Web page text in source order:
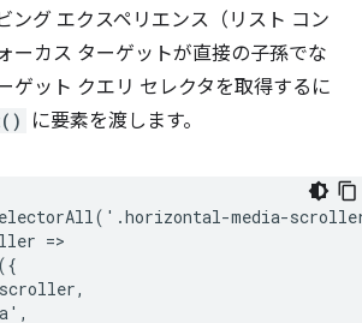
ング エクスペリエンス（リスト コン
ーカス ターゲットが直接の子孫でな
ゲット クエリ セレクタを取得するに
に要素を渡します。
media-
=>